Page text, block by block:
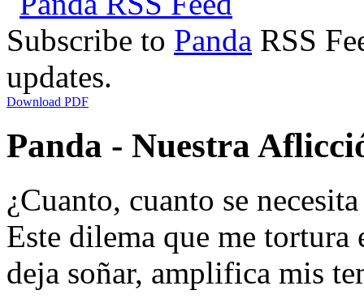
Subscribe to Panda RSS
updates.
Download PDF
Panda - Nuestra
¿Cuanto, cuanto se
Este dilema que me tortura
deja soñar, amplifica mis